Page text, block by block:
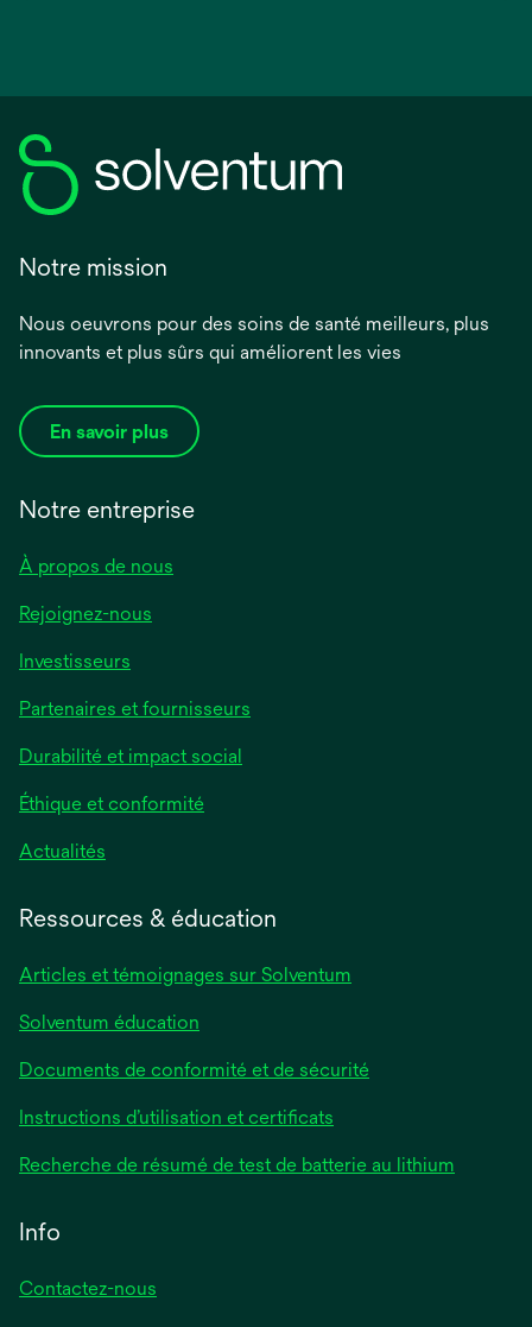
Notre mission
Nous oeuvrons pour des soins de santé meilleurs, plus
innovants et plus sûrs qui améliorent les vies
En savoir plus
Notre entreprise
À propos de nous
Rejoignez-nous
Investisseurs
Partenaires et fournisseurs
Durabilité et impact social
Éthique et conformité
Actualités
Ressources & éducation
Articles et témoignages sur Solventum
Solventum éducation
Documents de conformité et de sécurité
Instructions d’utilisation et certificats
Recherche de résumé de test de batterie au lithium
Info
Contactez-nous